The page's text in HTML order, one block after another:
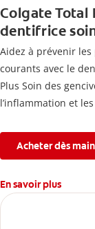
Colgate Total
dentifrice
Aidez à prévenir les
courants avec le
Plus Soin des
l’inflammation et
l’érosion de l’émail.
Acheter dès
En savoir plus